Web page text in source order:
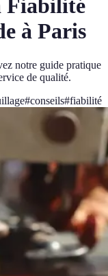
Fiabilité
à Paris
notre guide pratique
de qualité.
#conseils#fiabilité